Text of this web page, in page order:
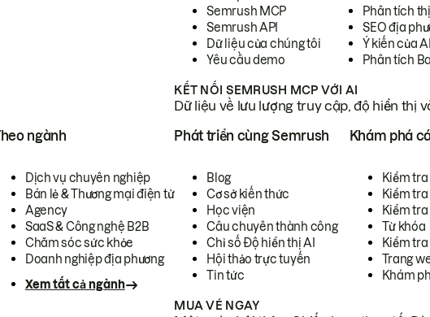
Semrush MCP
Semrush API
Dữ liệu của chúng tôi
Yêu cầu demo
Phân tích
SEO địa
Ý kiến của
Phân tích
KẾT NỐI SEMRUSH MCP VỚI AI
Dữ liệu về lưu lượng truy cập, độ hiển thị
ngành
Dịch vụ chuyên nghiệp
Bán lẻ & Thương mại điện tử
Agency
SaaS & Công nghệ B2B
Chăm sóc sức khỏe
Doanh nghiệp địa phương
Xem tất cả ngành
Phát triển cùng Semrush
Blog
Cơ sở kiến thức
Học viện
Câu chuyên thành công
Chỉ số Độ hiển thị AI
Hội thảo trực tuyến
Tin tức
Khám phá
Kiểm
Kiểm tra
Kiểm
Từ khóa
Kiểm
Trang
Khám
MUA VÉ NGAY